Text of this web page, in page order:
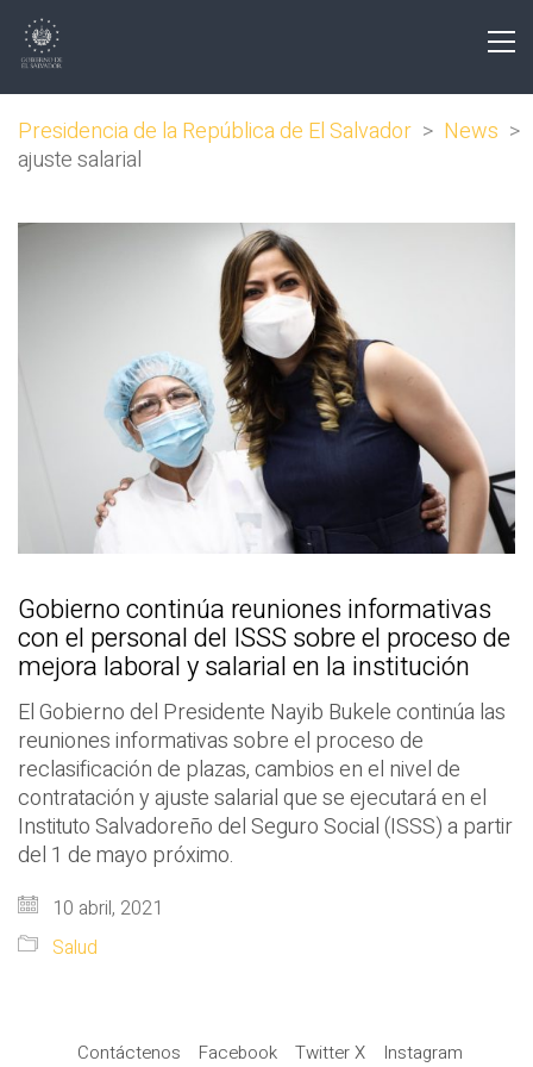
Presidencia de la República de El Salvador > News >
ajuste salarial
Gobierno continúa reuniones informativas
con el personal del ISSS sobre el proceso de
mejora laboral y salarial en la institución
El Gobierno del Presidente Nayib Bukele continúa las
reuniones informativas sobre el proceso de
reclasificación de plazas, cambios en el nivel de
contratación y ajuste salarial que se ejecutará en el
Instituto Salvadoreño del Seguro Social (ISSS) a partir
del 1 de mayo próximo.
10 abril, 2021
Salud
Contáctenos Facebook Twitter X Instagram